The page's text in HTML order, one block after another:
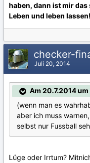
haben, dann ist mir
Leben und leben lassen!
checker-
Juli 20, 2014
Am 20.7.2014
(wenn man es
aber ich muss
selbst nur Fussball
Lüge oder Irrtum?